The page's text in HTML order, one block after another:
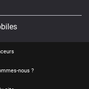
nous ?